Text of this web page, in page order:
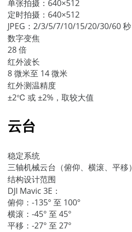
单张拍摄：640×512
定时拍摄：640×512
JPEG：2/3/5/7/10/15/20/30/60 秒
数字变焦
28 倍
红外波长
8 微米至 14 微米
红外测温精度
±2℃ 或 ±2%，取较大值
云台
稳定系统
三轴机械云台（俯仰、横滚、平移）
结构设计范围
DJI Mavic 3E：
俯仰：-135° 至 100°
横滚：-45° 至 45°
平移：-27° 至 27°